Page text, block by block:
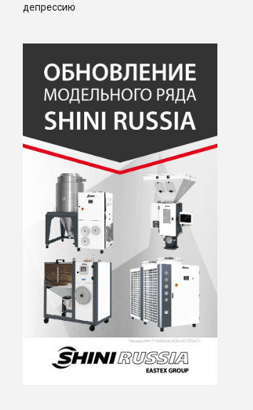
депрессию